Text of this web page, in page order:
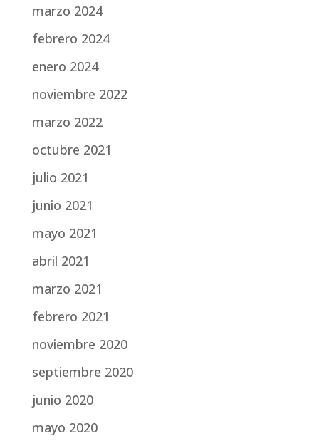
marzo 2024
febrero 2024
enero 2024
noviembre 2022
marzo 2022
octubre 2021
julio 2021
junio 2021
mayo 2021
abril 2021
marzo 2021
febrero 2021
noviembre 2020
septiembre 2020
junio 2020
mayo 2020